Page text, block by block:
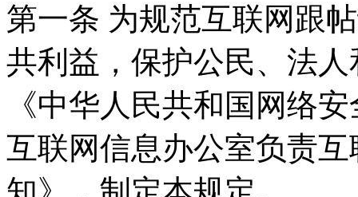
第一条 为规范互联网跟
共利益，保护公民、法
《中华人民共和国网络
互联网信息办公室负责